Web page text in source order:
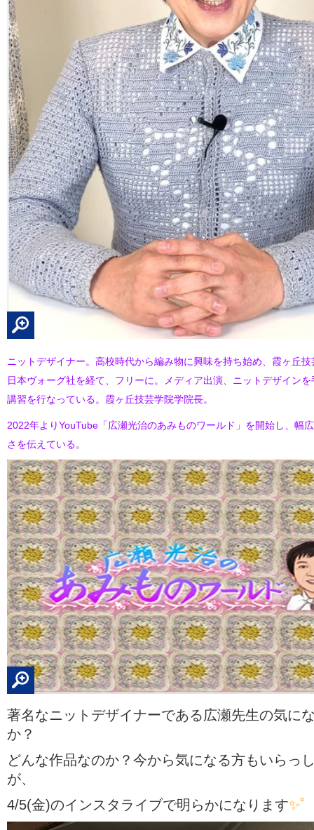
ニットデザイナー。高校時代から編み物に興味を持ち始め、霞ヶ丘
日本ヴォーグ社を経て、フリーに。メディア出演、ニットデザイン
講習を行なっている。霞ヶ丘技芸学院学院長。
2022年よりYouTube「広瀬光治のあみものワールド」を開始し、幅
さを伝えている。
著名なニットデザイナーである広瀬先生の気に
か？
どんな作品なのか？今から気になる方もいらっ
が、
4/5(金)のインスタライブで明らかになります✨ﾟ